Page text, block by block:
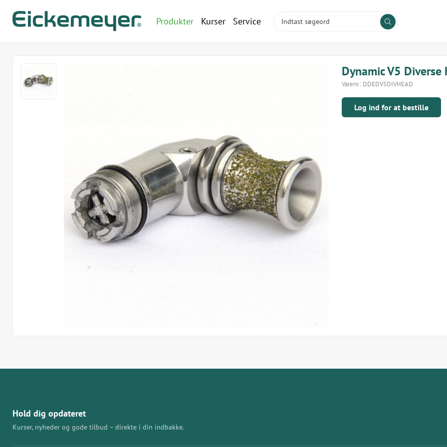
Produkter Kurser Service
Dynamic V5
Varenr.: DDEDV5DIVHEAD
Log ind for at bestille
Hold dig opdateret
Kurser, nyheder og gode tilbud – direkte i din indbakke.